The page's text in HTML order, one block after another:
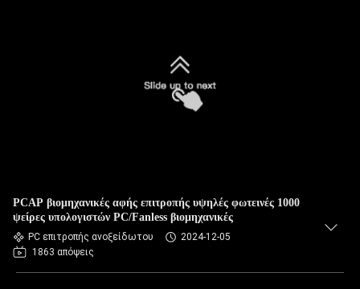
PCAP βιομηχανικές αφής επιτροπής υψηλές φωτεινές 1000
ψείρες υπολογιστών PC/Fanless βιομηχανικές
PC επιτροπής ανοξείδωτου
2024-12-05
1863 απόψεις